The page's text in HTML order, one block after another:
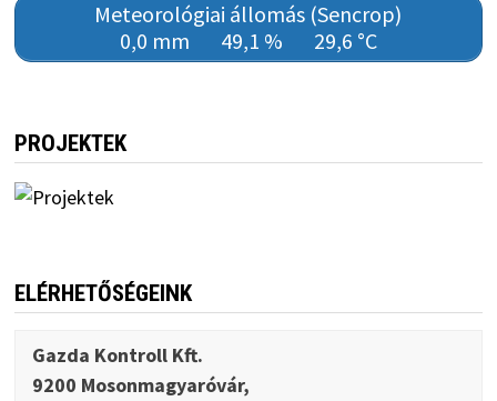
Meteorológiai állomás (Sencrop)
0,0 mm
49,1 % 29,6 °C
PROJEKTEK
ELÉRHETŐSÉGEINK
Gazda Kontroll Kft.
9200 Mosonmagyaróvár,